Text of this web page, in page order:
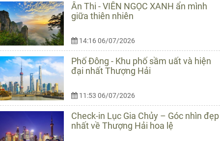
Ân Thi - VIÊN NGỌC XANH ẩn mình
giữa thiên nhiên
14:16 06/07/2026
Phố Đông - Khu phố sầm uất và hiện
đại nhất Thượng Hải
11:53 06/07/2026
Check-in Lục Gia Chủy – Góc nhìn đẹp
nhất về Thượng Hải hoa lệ